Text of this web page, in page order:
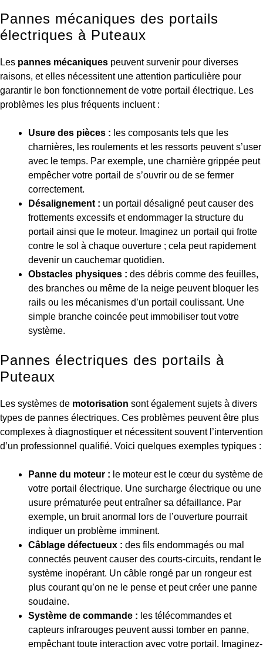
Pannes mécaniques des portails
électriques à Puteaux
Les pannes mécaniques peuvent survenir pour diverses
raisons, et elles nécessitent une attention particulière pour
garantir le bon fonctionnement de votre portail électrique. Les
problèmes les plus fréquents incluent :
Usure des pièces : les composants tels que les
charnières, les roulements et les ressorts peuvent s’user
avec le temps. Par exemple, une charnière grippée peut
empêcher votre portail de s’ouvrir ou de se fermer
correctement.
Désalignement : un portail désaligné peut causer des
frottements excessifs et endommager la structure du
portail ainsi que le moteur. Imaginez un portail qui frotte
contre le sol à chaque ouverture ; cela peut rapidement
devenir un cauchemar quotidien.
Obstacles physiques : des débris comme des feuilles,
des branches ou même de la neige peuvent bloquer les
rails ou les mécanismes d’un portail coulissant. Une
simple branche coincée peut immobiliser tout votre
système.
Pannes électriques des portails à
Puteaux
Les systèmes de motorisation sont également sujets à divers
types de pannes électriques. Ces problèmes peuvent être plus
complexes à diagnostiquer et nécessitent souvent l’intervention
d’un professionnel qualifié. Voici quelques exemples typiques :
Panne du moteur : le moteur est le cœur du système de
votre portail électrique. Une surcharge électrique ou une
usure prématurée peut entraîner sa défaillance. Par
exemple, un bruit anormal lors de l’ouverture pourrait
indiquer un problème imminent.
Câblage défectueux : des fils endommagés ou mal
connectés peuvent causer des courts-circuits, rendant le
système inopérant. Un câble rongé par un rongeur est
plus courant qu’on ne le pense et peut créer une panne
soudaine.
Système de commande : les télécommandes et
capteurs infrarouges peuvent aussi tomber en panne,
empêchant toute interaction avec votre portail. Imaginez-